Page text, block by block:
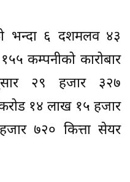
भन्दा ६ दशमलव ४३
कम्पनीको कारोबार
२९ हजार ३२७
१४ लाख १५ हजार
७२० कित्ता सेयर